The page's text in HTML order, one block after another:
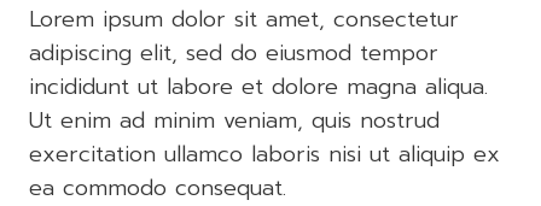
Lorem ipsum dolor sit amet, consectetur
adipiscing elit, sed do eiusmod tempor
incididunt ut labore et dolore magna aliqua.
Ut enim ad minim veniam, quis nostrud
exercitation ullamco laboris nisi ut aliquip ex
ea commodo consequat.